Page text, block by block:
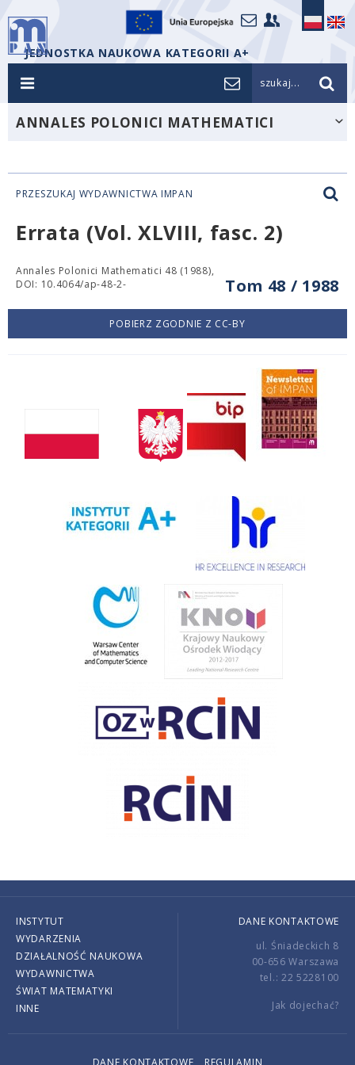
JEDNOSTKA NAUKOWA KATEGORII A+
szukaj...
ANNALES POLONICI MATHEMATICI
PRZESZUKAJ WYDAWNICTWA IMPAN
Errata (Vol. XLVIII, fasc. 2)
Tom 48 / 1988
Annales Polonici Mathematici 48 (1988),
DOI: 10.4064/ap-48-2-
POBIERZ ZGODNIE Z CC-BY
INSTYTUT
WYDARZENIA
DZIAŁALNOŚĆ NAUKOWA
WYDAWNICTWA
ŚWIAT MATEMATYKI
INNE
DANE KONTAKTOWE
ul. Śniadeckich 8
00-656 Warszawa
tel.: 22 5228100
Jak dojechać?
DANE KONTAKTOWE REGULAMIN